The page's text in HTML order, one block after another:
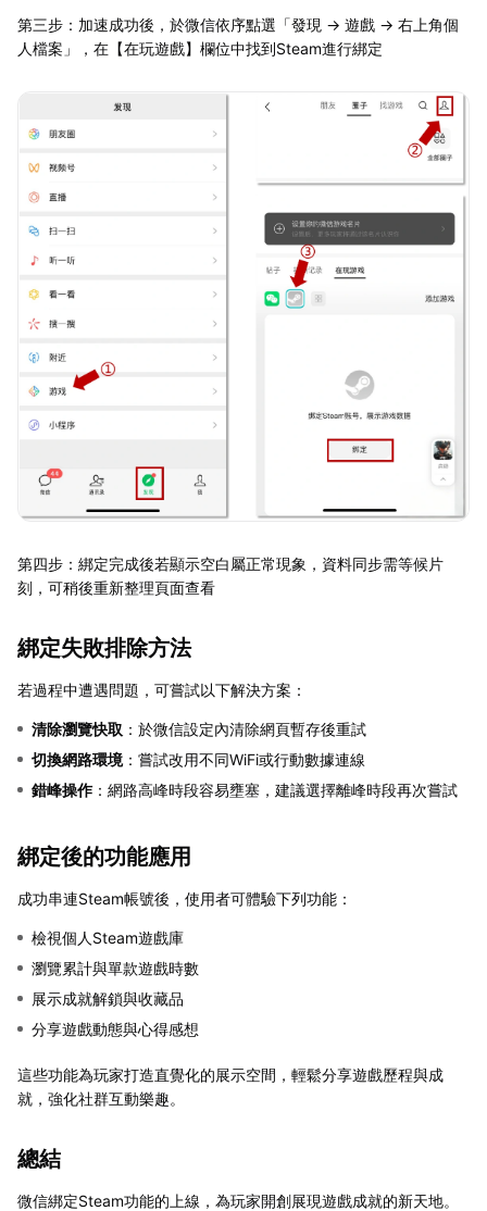
第三步：加速成功後，於微信依序點選「發現 → 遊戲 → 右上角個
人檔案」，在【在玩遊戲】欄位中找到Steam進行綁定
第四步：綁定完成後若顯示空白屬正常現象，資料同步需等候片
刻，可稍後重新整理頁面查看
綁定失敗排除方法
若過程中遭遇問題，可嘗試以下解決方案：
清除瀏覽快取 ：於微信設定內清除網頁暫存後重試
切換網路環境：嘗試改用不同WiFi或行動數據連線
錯峰操作：網路高峰時段容易壅塞，建議選擇離峰時段再次嘗試
綁定後的功能應用
成功串連Steam帳號後，使用者可體驗下列功能：
檢視個人Steam遊戲庫
瀏覽累計與單款遊戲時數
展示成就解鎖與收藏品
分享遊戲動態與心得感想
這些功能為玩家打造直覺化的展示空間，輕鬆分享遊戲歷程與成
就，強化社群互動樂趣。
總結
微信綁定Steam功能的上線，為玩家開創展現遊戲成就的新天地。